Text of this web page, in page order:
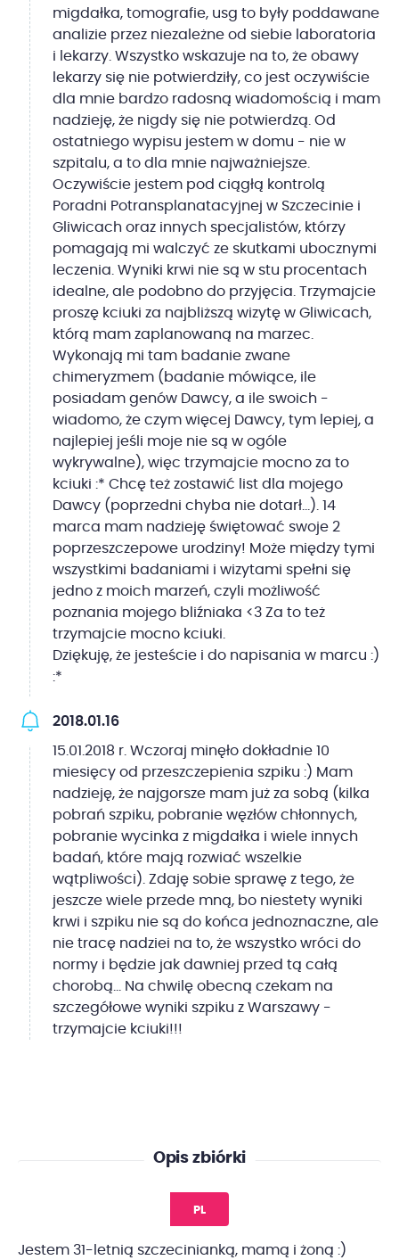
migdałka, tomografie, usg to były poddawane
analizie przez niezależne od siebie laboratoria
i lekarzy. Wszystko wskazuje na to, że obawy
lekarzy się nie potwierdziły, co jest oczywiście
dla mnie bardzo radosną wiadomością i mam
nadzieję, że nigdy się nie potwierdzą. Od
ostatniego wypisu jestem w domu - nie w
szpitalu, a to dla mnie najważniejsze.
Oczywiście jestem pod ciągłą kontrolą
Poradni Potransplanatacyjnej w Szczecinie i
Gliwicach oraz innych specjalistów, którzy
pomagają mi walczyć ze skutkami ubocznymi
leczenia. Wyniki krwi nie są w stu procentach
idealne, ale podobno do przyjęcia. Trzymajcie
proszę kciuki za najbliższą wizytę w Gliwicach,
którą mam zaplanowaną na marzec.
Wykonają mi tam badanie zwane
chimeryzmem (badanie mówiące, ile
posiadam genów Dawcy, a ile swoich -
wiadomo, że czym więcej Dawcy, tym lepiej, a
najlepiej jeśli moje nie są w ogóle
wykrywalne), więc trzymajcie mocno za to
kciuki :* Chcę też zostawić list dla mojego
Dawcy (poprzedni chyba nie dotarł...). 14
marca mam nadzieję świętować swoje 2
poprzeszczepowe urodziny! Może między tymi
wszystkimi badaniami i wizytami spełni się
jedno z moich marzeń, czyli możliwość
poznania mojego bliźniaka <3 Za to też
trzymajcie mocno kciuki.
Dziękuję, że jesteście i do napisania w marcu :)
:*
2018.01.16
15.01.2018 r. Wczoraj minęło dokładnie 10
miesięcy od przeszczepienia szpiku :) Mam
nadzieję, że najgorsze mam już za sobą (kilka
pobrań szpiku, pobranie węzłów chłonnych,
pobranie wycinka z migdałka i wiele innych
badań, które mają rozwiać wszelkie
wątpliwości). Zdaję sobie sprawę z tego, że
jeszcze wiele przede mną, bo niestety wyniki
krwi i szpiku nie są do końca jednoznaczne, ale
nie tracę nadziei na to, że wszystko wróci do
normy i będzie jak dawniej przed tą całą
chorobą... Na chwilę obecną czekam na
szczegółowe wyniki szpiku z Warszawy -
trzymajcie kciuki!!!
Opis zbiórki
PL
Jestem 31-letnią szczecinianką, mamą i żoną :)